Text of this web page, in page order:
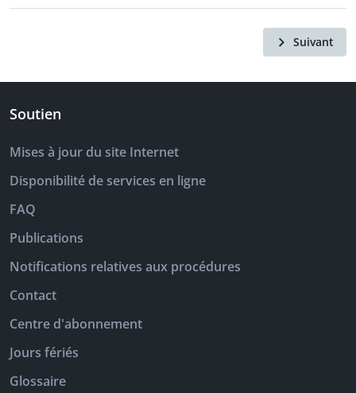
Suivant
Soutien
Mises à jour du site Internet
Disponibilité de services en ligne
FAQ
Publications
Notifications relatives aux procédures
Contact
Centre d'abonnement
Jours fériés
Glossaire